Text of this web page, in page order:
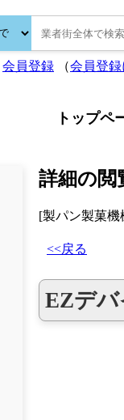
会員登録 （会員登
トップペ
詳細の閲
[製パン製菓機
<<戻る
EZデ